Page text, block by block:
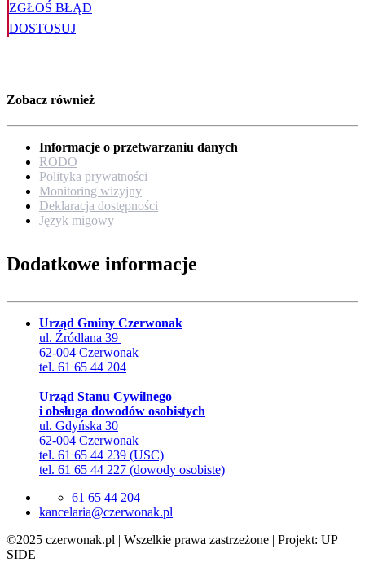
ZGŁOŚ BŁĄD
DOSTOSUJ
Zobacz również
Informacje o przetwarzaniu danych
RODO
Polityka prywatności
Monitoring wizyjny
Deklaracja dostępności
Język migowy
Dodatkowe informacje
Urząd Gminy Czerwonak
ul. Źródlana 39
62-004 Czerwonak
tel. 61 65 44 204
Urząd Stanu Cywilnego
i obsługa dowodów osobistych
ul. Gdyńska 30
62-004 Czerwonak
tel. 61 65 44 239 (USC)
tel. 61 65 44 227 (dowody osobiste)
61 65 44 204
lp.kanowrezc@airalecnak
©2025 czerwonak.pl | Wszelkie prawa zastrzeżone | Projekt: UP
SIDE